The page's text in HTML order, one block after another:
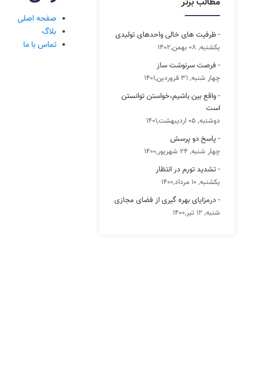
صفحه اصلی
بلاگ
تماس با ما
- ظرفیت های خالی واحدهای تولیدی
یکشنبه, 08 بهمن,1402
- فرصت سرنوشت ساز
چهار شنبه, 31 فروردین,1401
- واقع بین باشیم،خواستن توانستن
است
دوشنبه, 05 اردیبهشت,1401
- پاسخ دو پرسش
چهار شنبه, 24 شهریور,1400
- تشدید تورم در انتظار
یکشنبه, 10 مرداد,1400
- درمزایای بهره گیری از فضای مجازی
شنبه, 12 تیر,1400